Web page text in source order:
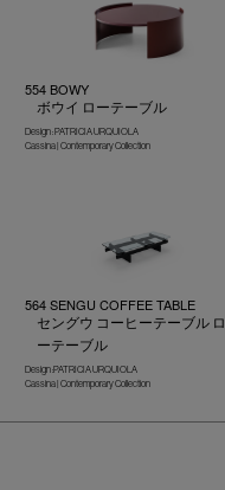
554 BOWY
ボウイ ローテーブル
Design : PATRICIA URQUIOLA
Cassina | Contemporary Collection
564 SENGU COFFEE TABLE
セングウ コーヒーテーブル ロ
ーテーブル
Design :PATRICIA URQUIOLA
Cassina | Contemporary Collection